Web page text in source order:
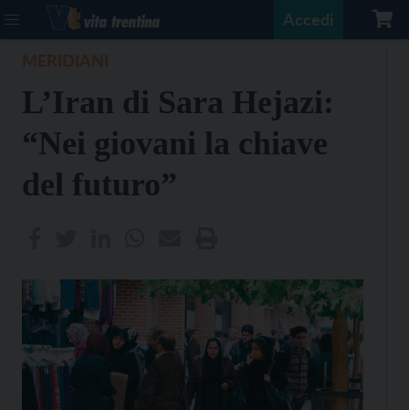
Accedi
L’Iran di Sara Hejazi:
“Nei giovani la chiave
del futuro”